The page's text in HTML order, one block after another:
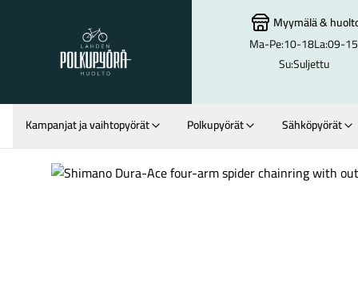
Lahden Polkupyörähuolto - etusivulle
Myymälä&
Ma-Pe:10-18La:09-15
Su:Suljettu
Hakutulokset
Kampanjat ja vaihtopyörät Polkupyörät Sähköpyörät